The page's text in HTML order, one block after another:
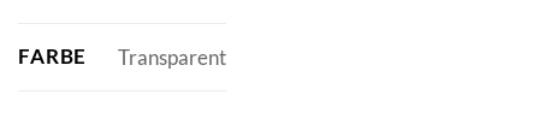
FARBE Transparent